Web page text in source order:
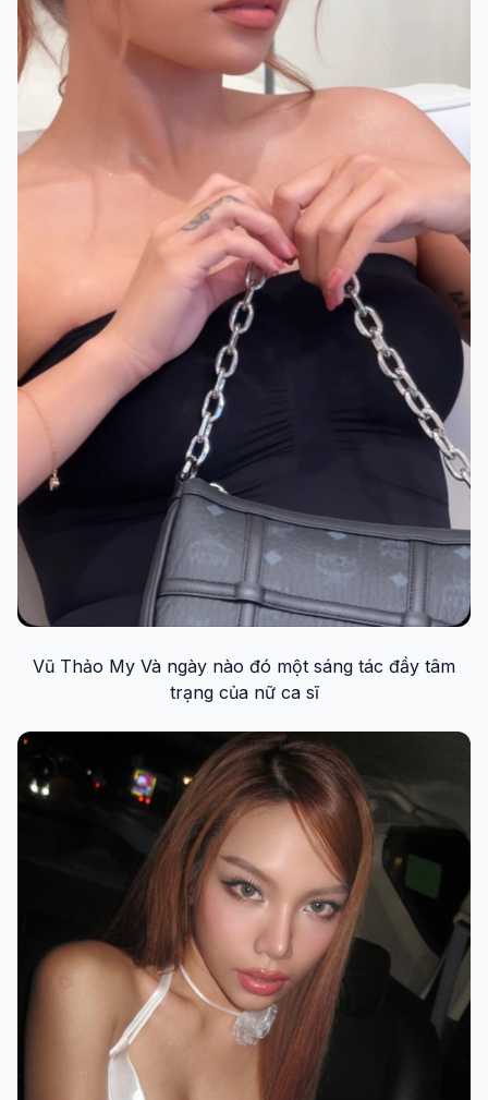
Vũ Thảo My Và ngày nào đó một sáng tác đầy tâm
trạng của nữ ca sĩ